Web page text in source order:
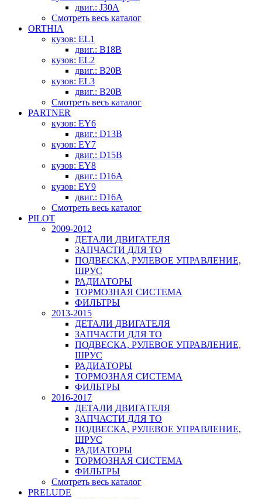
двиг.: J30A
Смотреть весь каталог
ORTHIA
кузов: EL1
двиг.: B18B
кузов: EL2
двиг.: B20B
кузов: EL3
двиг.: B20B
Смотреть весь каталог
PARTNER
кузов: EY6
двиг.: D13B
кузов: EY7
двиг.: D15B
кузов: EY8
двиг.: D16A
кузов: EY9
двиг.: D16A
Смотреть весь каталог
PILOT
2009-2012
ДЕТАЛИ ДВИГАТЕЛЯ
ЗАПЧАСТИ ДЛЯ ТО
ПОДВЕСКА, РУЛЕВОЕ УПРАВЛЕНИЕ,
ШРУС
РАДИАТОРЫ
ТОРМОЗНАЯ СИСТЕМА
ФИЛЬТРЫ
2013-2015
ДЕТАЛИ ДВИГАТЕЛЯ
ЗАПЧАСТИ ДЛЯ ТО
ПОДВЕСКА, РУЛЕВОЕ УПРАВЛЕНИЕ,
ШРУС
РАДИАТОРЫ
ТОРМОЗНАЯ СИСТЕМА
ФИЛЬТРЫ
2016-2017
ДЕТАЛИ ДВИГАТЕЛЯ
ЗАПЧАСТИ ДЛЯ ТО
ПОДВЕСКА, РУЛЕВОЕ УПРАВЛЕНИЕ,
ШРУС
РАДИАТОРЫ
ТОРМОЗНАЯ СИСТЕМА
ФИЛЬТРЫ
Смотреть весь каталог
PRELUDE